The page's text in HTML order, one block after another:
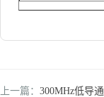
上一篇： 300MHz低导